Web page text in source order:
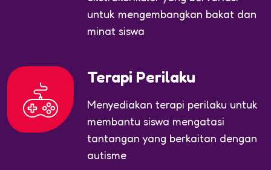
untuk mengembangkan bakat dan
minat siswa
Terapi Perilaku
Menyediakan terapi perilaku untuk
membantu siswa mengatasi
tantangan yang berkaitan dengan
autisme